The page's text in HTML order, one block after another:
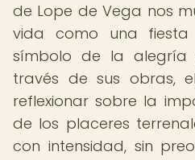
de Lope de Vega nos
vida como una
símbolo de la alegría
través de sus obras,
reflexionar sobre la
de los placeres
con intensidad, sin